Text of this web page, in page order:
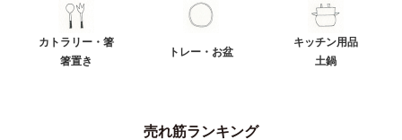
カトラリー・箸
箸置き
トレー・お盆
キッチン用品
土鍋
売れ筋ランキング